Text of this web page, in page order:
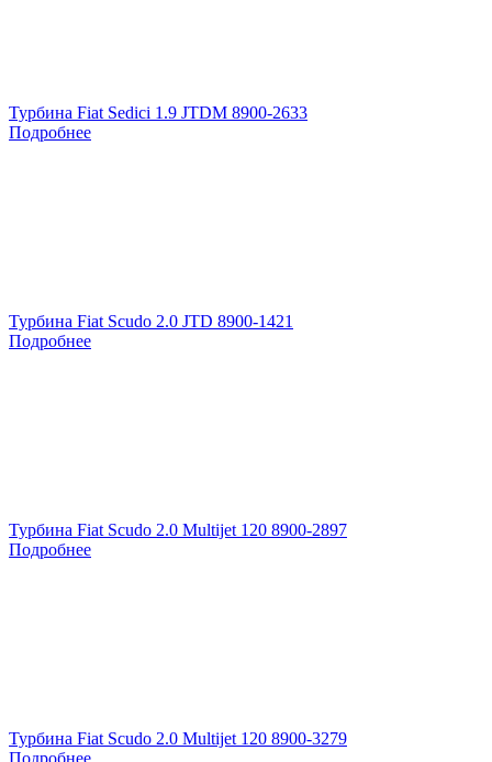
Турбина Fiat Sedici 1.9 JTDM 8900-2633
Подробнее
Турбина Fiat Scudo 2.0 JTD 8900-1421
Подробнее
Турбина Fiat Scudo 2.0 Multijet 120 8900-2897
Подробнее
Турбина Fiat Scudo 2.0 Multijet 120 8900-3279
Подробнее